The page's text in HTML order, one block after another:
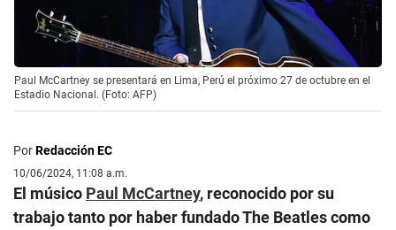
Paul McCartney se presentará en Lima, Perú el próximo 27 de octubre en el
Estadio Nacional. (Foto: AFP)
PorRedacción EC
10/06/2024, 11:08 a.m.
El músico Paul McCartney, reconocido por su
trabajo tanto por haber fundado The Beatles como